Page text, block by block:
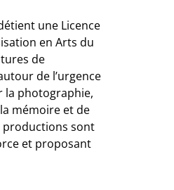
une Licence
en Arts du
de
de l’urgence
la photographie,
mémoire et de
productions sont
et proposant